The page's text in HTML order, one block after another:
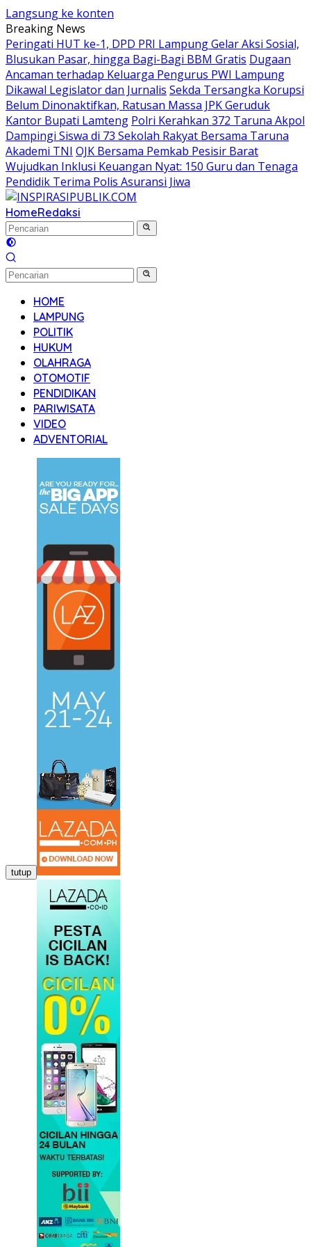
Langsung ke konten
Breaking News
Peringati HUT ke-1, DPD PRI Lampung Gelar Aksi Sosial,
Blusukan Pasar, hingga Bagi-Bagi BBM Gratis Dugaan
Ancaman terhadap Keluarga Pengurus PWI Lampung
Dikawal Legislator dan Jurnalis Sekda Tersangka Korupsi
Belum Dinonaktifkan, Ratusan Massa JPK Geruduk
Kantor Bupati Lamteng Polri Kerahkan 372 Taruna Akpol
Dampingi Siswa di 73 Sekolah Rakyat Bersama Taruna
Akademi TNI OJK Bersama Pemkab Pesisir Barat
Wujudkan Inklusi Keuangan Nyat: 150 Guru dan Tenaga
Pendidik Terima Polis Asuransi Jiwa
HomeRedaksi
HOME
LAMPUNG
POLITIK
HUKUM
OLAHRAGA
OTOMOTIF
PENDIDIKAN
PARIWISATA
VIDEO
ADVENTORIAL
tutup